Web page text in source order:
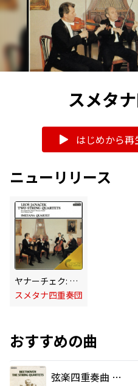
スメタ
はじめから再
ニューリリース
ヤナーチェク: 弦楽四重奏曲 第1番&第2番
スメタナ四重奏団
おすすめの曲
弦楽四重奏曲 第2番 ト長調 作品18の2 I- Allegro